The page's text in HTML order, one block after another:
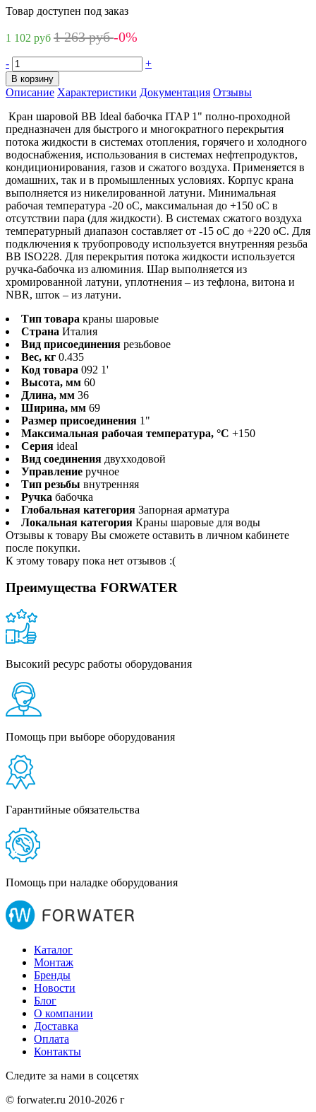
Товар доступен под заказ
1 102 руб 1 263 руб-0%
- +
В корзину
Описание Характеристики Документация Отзывы
Кран шаровой BB Ideal бабочка ITAP 1" полно-проходной
предназначен для быстрого и многократного перекрытия
потока жидкости в системах отопления, горячего и холодного
водоснабжения, использования в системах нефтепродуктов,
кондиционирования, газов и сжатого воздуха. Применяется в
домашних, так и в промышленных условиях. Корпус крана
выполняется из никелированной латуни. Минимальная
рабочая температура -20 оС, максимальная до +150 оС в
отсутствии пара (для жидкости). В системах сжатого воздуха
температурный диапазон составляет от -15 оС до +220 оС. Для
подключения к трубопроводу используется внутренняя резьба
BB ISO228. Для перекрытия потока жидкости используется
ручка-бабочка из алюминия. Шар выполняется из
хромированной латуни, уплотнения – из тефлона, витона и
NBR, шток – из латуни.
Тип товара краны шаровые
Страна Италия
Вид присоединения резьбовое
Вес, кг 0.435
Код товара 092 1'
Высота, мм 60
Длина, мм 36
Ширина, мм 69
Размер присоединения 1"
Максимальная рабочая температура, °С +150
Серия ideal
Вид соединения двухходовой
Управление ручное
Тип резьбы внутренняя
Ручка бабочка
Глобальная категория Запорная арматура
Локальная категория Краны шаровые для воды
Отзывы к товару Вы сможете оставить в личном кабинете
после покупки.
К этому товару пока нет отзывов :(
Преимущества FORWATER
Высокий ресурс работы оборудования
Помощь при выборе оборудования
Гарантийные обязательства
Помощь при наладке оборудования
Каталог
Монтаж
Бренды
Новости
Блог
О компании
Доставка
Оплата
Контакты
Следите за нами в соцсетях
© forwater.ru 2010-2026 г